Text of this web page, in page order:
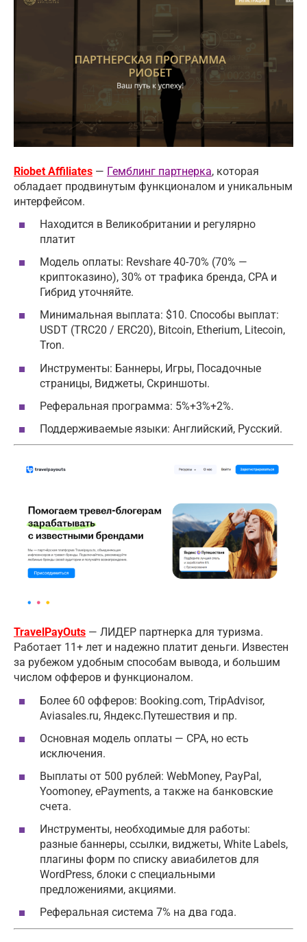
Riobet Affiliates — Гемблинг партнерка, которая
обладает продвинутым функционалом и уникальным
интерфейсом.
Находится в Великобритании и регулярно
платит
Модель оплаты: Revshare 40-70% (70% —
криптоказино), 30% от трафика бренда, CPA и
Гибрид уточняйте.
Минимальная выплата: $10. Способы выплат:
USDT (TRC20 / ERC20), Bitcoin, Etherium, Litecoin,
Tron.
Инструменты: Баннеры, Игры, Посадочные
страницы, Виджеты, Скриншоты.
Реферальная программа: 5%+3%+2%.
Поддерживаемые языки: Английский, Русский.
TravelPayOuts — ЛИДЕР партнерка для туризма.
Работает 11+ лет и надежно платит деньги. Известен
за рубежом удобным способам вывода, и большим
числом офферов и функционалом.
Более 60 офферов: Booking.com, TripAdvisor,
Aviasales.ru, Яндекс.Путешествия и пр.
Основная модель оплаты — CPA, но есть
исключения.
Выплаты от 500 рублей: WebMoney, PayPal,
Yoomoney, ePayments, а также на банковские
счета.
Инструменты, необходимые для работы:
разные баннеры, ссылки, виджеты, White Labels,
плагины форм по списку авиабилетов для
WordPress, блоки с специальными
предложениями, акциями.
Реферальная система 7% на два года.